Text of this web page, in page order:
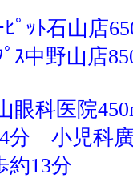
ﾋﾟｯﾄ石山店
ﾟｽ中野山店
眼科医院
4分 小児科
約13分